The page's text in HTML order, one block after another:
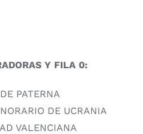
Y FILA 0:
PATERNA
DE UCRANIA
VALENCIANA